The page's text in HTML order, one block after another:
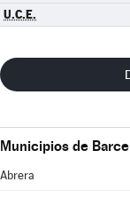
U.C.E.
Municipios de
Abrera